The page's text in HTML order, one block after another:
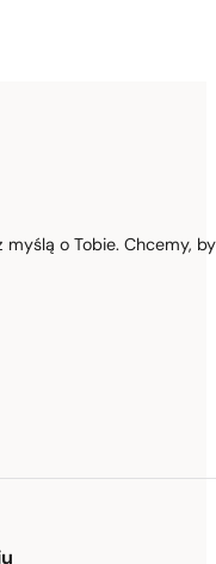
o Tobie. Chcemy,